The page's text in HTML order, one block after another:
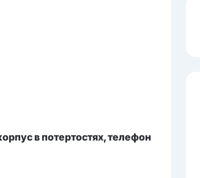
в потертостях, телефон